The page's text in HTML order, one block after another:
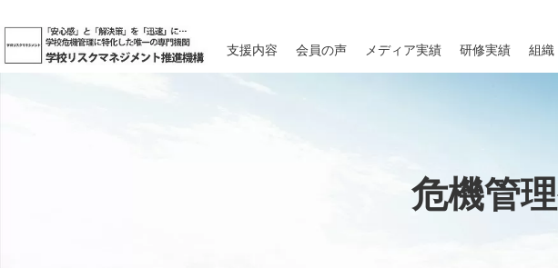
支援内容 会員の声 メディア実績 研修実績 組織
危機管